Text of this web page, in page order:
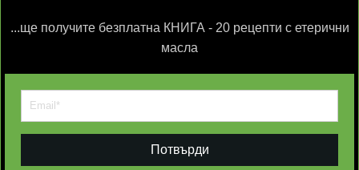
...ще получите безплатна КНИГА - 20 рецепти с етерични
масла
Потвърди